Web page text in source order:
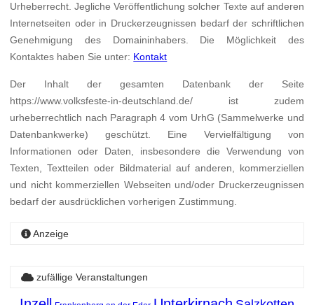
Urheberrecht. Jegliche Veröffentlichung solcher Texte auf anderen
Internetseiten oder in Druckerzeugnissen bedarf der schriftlichen
Genehmigung des Domaininhabers. Die Möglichkeit des
Kontaktes haben Sie unter: Kontakt
Der Inhalt der gesamten Datenbank der Seite
https://www.volksfeste-in-deutschland.de/ ist zudem
urheberrechtlich nach Paragraph 4 vom UrhG (Sammelwerke und
Datenbankwerke) geschützt. Eine Vervielfältigung von
Informationen oder Daten, insbesondere die Verwendung von
Texten, Textteilen oder Bildmaterial auf anderen, kommerziellen
und nicht kommerziellen Webseiten und/oder Druckerzeugnissen
bedarf der ausdrücklichen vorherigen Zustimmung.
Anzeige
zufällige Veranstaltungen